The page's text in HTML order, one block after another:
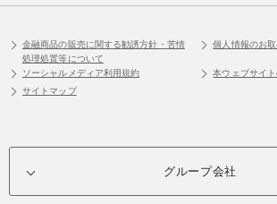
金融商品の販売に関する勧誘方針・苦情
処理処置等について
個人情報のお
ソーシャルメディア利用規約
本ウェブサイ
サイトマップ
グループ会社